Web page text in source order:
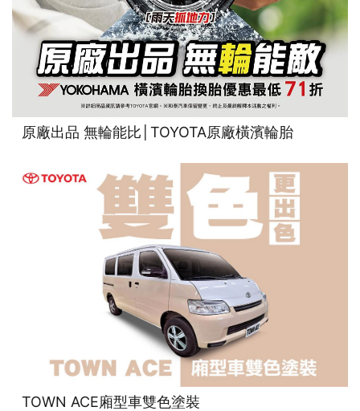
原廠出品 無輪能比│TOYOTA原廠橫濱輪胎
TOWN ACE廂型車雙色塗裝